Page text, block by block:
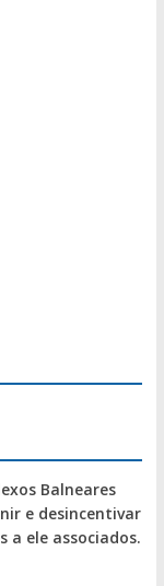
Balneares
e desincentivar
a ele associados.